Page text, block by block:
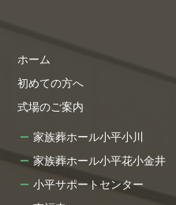
ホーム
初めての方へ
式場のご案内
家族葬ホール小平小川
家族葬ホール小平花小金井
小平サポートセンター